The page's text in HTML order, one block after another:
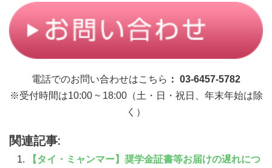
電話でのお問い合わせはこちら ： 03-6457-5782
※受付時間は10:00 ~ 18:00（土・日・祝日、年末年始は除
く）
関連記事:
【タイ・ミャンマー】奨学金証書等お届けの遅れにつ